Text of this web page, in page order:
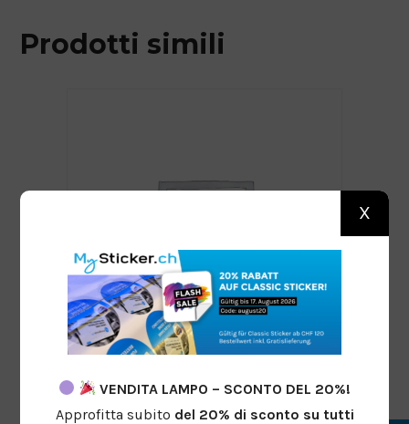
Prodotti simili
Foglio campione Classic Sticker lucido
permanente
X
VENDITA LAMPO – SCONTO DEL 20%!
Approfitta subito del 20% di sconto su tutti